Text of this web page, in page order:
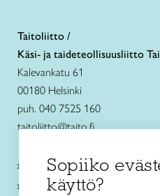
Taitoliitto /
Käsi- ja taideteollisuusliitto
Kalevankatu 61
00180 Helsinki
puh. 040 7525 160
taitoliitto@taito.fi
Käsityökurssit ja koulutus
Ajankohtaista
Sopiiko
käyttö?